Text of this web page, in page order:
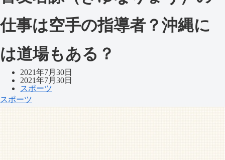
仕事は空手の指導者？沖縄に
は道場もある？
2021年7月30日
2021年7月30日
スポーツ
スポーツ